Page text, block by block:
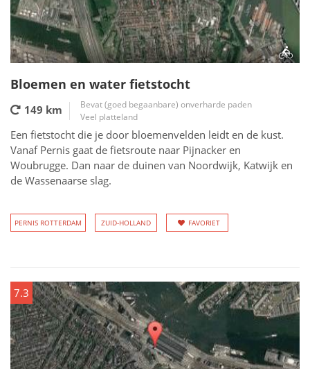
Bloemen en water fietstocht
149 km
Bevat (goed begaanbare) onverharde paden
Veel platteland
Een fietstocht die je door bloemenvelden leidt en de kust.
Vanaf Pernis gaat de fietsroute naar Pijnacker en
Woubrugge. Dan naar de duinen van Noordwijk, Katwijk en
de Wassenaarse slag.
PERNIS ROTTERDAM ZUID-HOLLAND FAVORIET
7.3